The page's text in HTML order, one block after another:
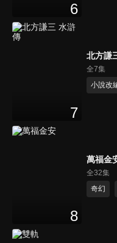
6
7
北方謙
全7集
小說改
8
萬福金
全32集
奇幻